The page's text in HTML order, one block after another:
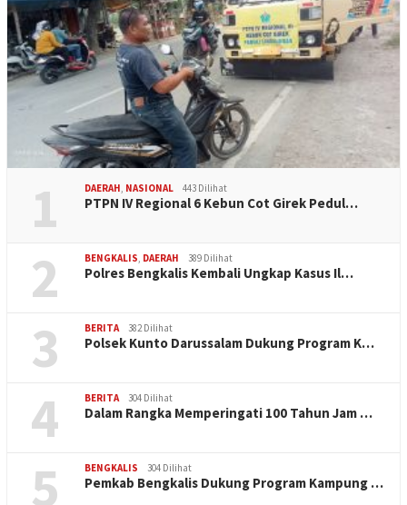
1 DAERAH, NASIONAL 443 Dilihat
PTPN IV Regional 6 Kebun Cot Girek Pedul…
2 BENGKALIS, DAERAH 389 Dilihat
Polres Bengkalis Kembali Ungkap Kasus Il…
3 BERITA 382 Dilihat
Polsek Kunto Darussalam Dukung Program K…
4 BERITA 304 Dilihat
Dalam Rangka Memperingati 100 Tahun Jam …
5 BENGKALIS 304 Dilihat
Pemkab Bengkalis Dukung Program Kampung …